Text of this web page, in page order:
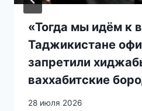
«Тогда мы идём к
Таджикистане
запретили
ваххабитские
28 июля 2026